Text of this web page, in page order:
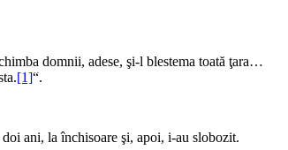
domnii, adese, şi-l blestema toată ţara…
[1]“.
ani, la închisoare şi, apoi, i-au slobozit.